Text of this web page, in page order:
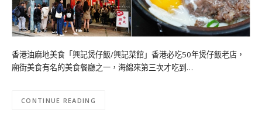
香港油麻地美食「興記煲仔飯/興記菜館」香港必吃50年煲仔飯老店，
廟街美食有名的美食餐廳之一，海綿來第三次才吃到…
CONTINUE READING